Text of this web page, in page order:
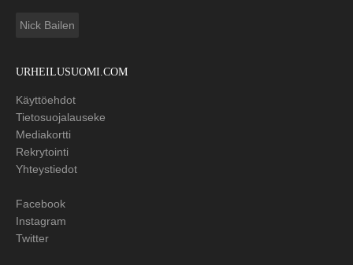
Nick Bailen
URHEILUSUOMI.COM
Käyttöehdot
Tietosuojalauseke
Mediakortti
Rekrytointi
Yhteystiedot
Facebook
Instagram
Twitter